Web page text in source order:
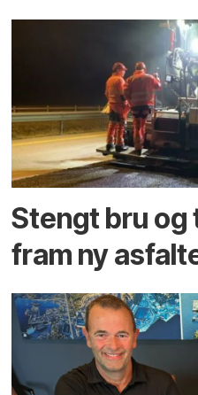
Stengt bru
fram ny